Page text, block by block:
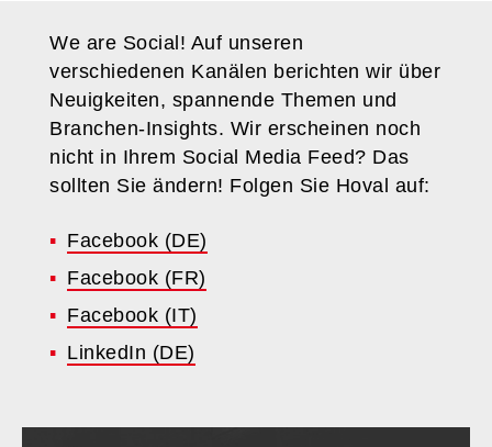
We are Social! Auf unseren
verschiedenen Kanälen berichten wir über
Neuigkeiten, spannende Themen und
Branchen-Insights. Wir erscheinen noch
nicht in Ihrem Social Media Feed? Das
sollten Sie ändern! Folgen Sie Hoval auf:
Facebook (DE)
Facebook (FR)
Facebook (IT)
LinkedIn (DE)